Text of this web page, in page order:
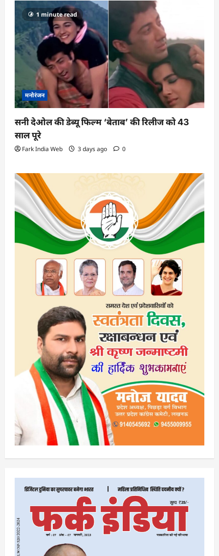
1 minute read
मनोरंजन
सनी देओल की डेब्यू फिल्म ‘बेताब’ की रिलीज को 43
साल पूरे
Fark India Web 3 days ago 0